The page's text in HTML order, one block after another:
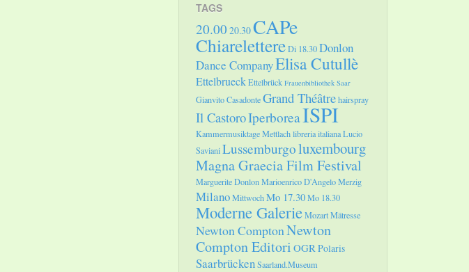
TAGS
20.00 20.30CAPe
ChiarelettereDi 18.30Donlon
Dance CompanyElisa Cutullè
EttelbrueckEttelbrück Frauenbibliothek Saar
Gianvito CasadonteGrand Théâtrehairspray
Il CastoroIperboreaISPI
Kammermusiktage Mettlachlibreria italianaLucio
SavianiLussemburgoluxembourg
Magna Graecia Film Festival
Marguerite DonlonMarioenrico D'AngeloMerzig
MilanoMittwochMo 17.30Mo 18.30
Moderne GalerieMozartMätresse
Newton ComptonNewton
Compton Editori OGRPolaris
SaarbrückenSaarland.Museum